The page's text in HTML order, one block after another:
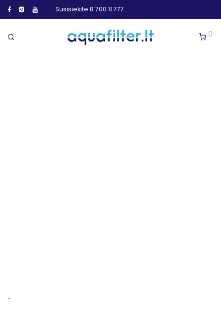
Susisiekite 8 700 11 777
0
..